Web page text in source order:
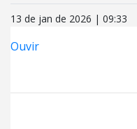
13 de jan de 2026 | 09:33
Ouvir